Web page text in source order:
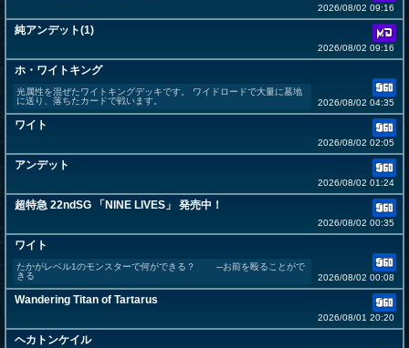
2026/08/02 09:16
純アンデット(1)
2026/08/02 09:16
ホ・ワイトキング
光属性を混ぜたワイトキングデッキです。 ワイドロードで大量に墓地
に送り、落ちたカードで戦います。
2026/08/02 04:35
ワイト
2026/08/02 02:05
アンデット
2026/08/02 01:24
超特急 22ndSG 「NINE LIVES」 発売中！
2026/08/02 00:35
ワイト
たかがレベル1のモンスターで何ができる？ ─お前を殴ることがで
きる
2026/08/02 00:08
Wandering Titan of Tartarus
2026/08/01 20:20
ヘカトンケイル